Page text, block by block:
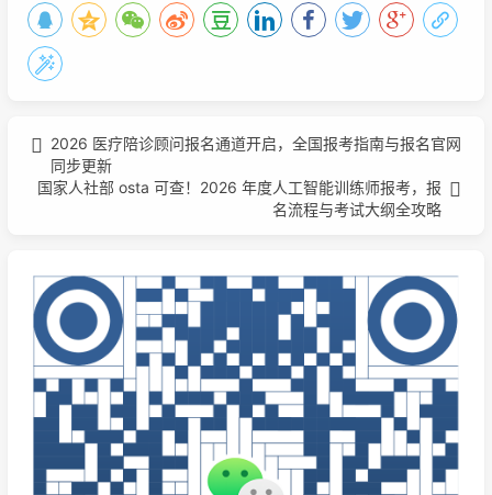
2026 医疗陪诊顾问报名通道开启，全国报考指南与报名官网
同步更新
国家人社部 osta 可查！2026 年度人工智能训练师报考，报
名流程与考试大纲全攻略